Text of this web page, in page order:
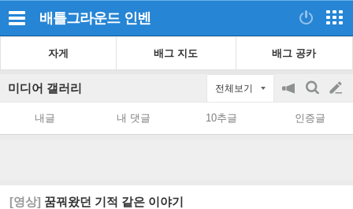
배틀그라운드 인벤
자게 배그 지도 배그 공카
미디어 갤러리 전체보기
공
on/off
검
색
글
쓰
내글 내 댓글 10추글 인증글
[영상] 꿈꿔왔던 기적 같은 이야기